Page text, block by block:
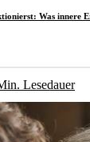
Was innere
Lesedauer